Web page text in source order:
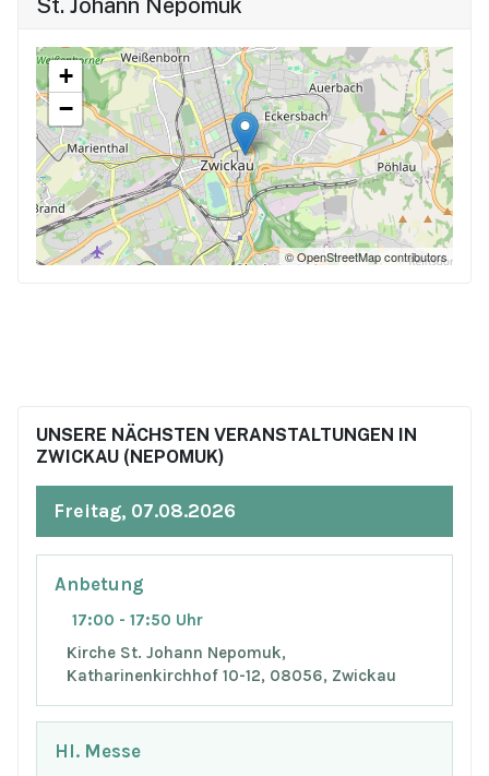
St. Johann Nepomuk
+
−
© OpenStreetMap contributors
UNSERE NÄCHSTEN VERANSTALTUNGEN IN
ZWICKAU (NEPOMUK)
Freitag, 07.08.2026
Anbetung
17:00 - 17:50 Uhr
Kirche St. Johann Nepomuk,
Katharinenkirchhof 10-12, 08056, Zwickau
Hl. Messe